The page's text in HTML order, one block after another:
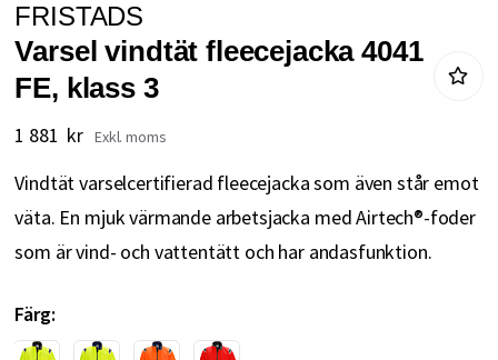
till
början
av
bildgalleriet
FRISTADS
Varsel vindtät fleecejacka 4041
FE, klass 3
1 881 kr
Vindtät varselcertifierad fleecejacka som även står emot
väta. En mjuk värmande arbetsjacka med Airtech®-foder
som är vind- och vattentätt och har andasfunktion.
Färg